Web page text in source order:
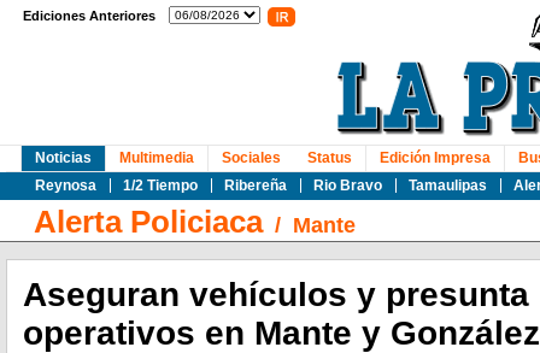
Ediciones Anteriores
Noticias
Reynosa
1/2 Tiempo Ribereña Rio Bravo Tamaulipas
Multimedia Sociales Status Edición Impresa
Alerta Policiaca/ Mante
Aseguran vehículos y presunta
operativos en Mante y González